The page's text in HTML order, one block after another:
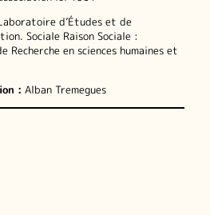
d’Études et de
Sociale Raison Sociale :
Recherche en sciences humaines et
: Alban Tremegues